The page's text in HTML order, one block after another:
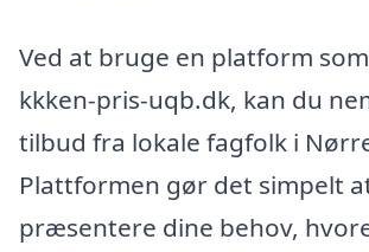
Ved at bruge en platform
kkken-pris-uqb.dk, kan du
tilbud fra lokale fagfolk i
Plattformen gør det simpelt
præsentere dine behov,